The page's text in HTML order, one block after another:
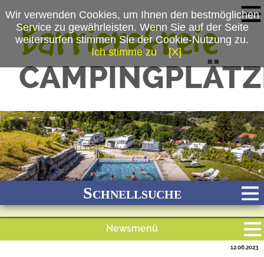
(c) Camping-Resort AllweglehenSchnellsuche
Newsmenü
12.06.2023
Wir verwenden Cookies, um Ihnen den bestmöglichen
Service zu gewährleisten. Wenn Sie auf der Seite
weitersurfen stimmen Sie der Cookie-Nutzung zu.
Ich stimme zu
[X]